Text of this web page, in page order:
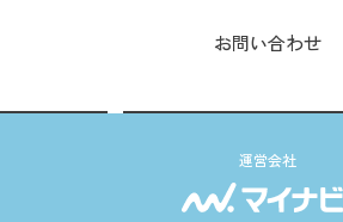
お問い合わせ
運営会社